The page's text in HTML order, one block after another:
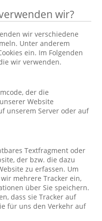
wir?
wir verschiedene
Unter anderem
ein. Im Folgenden
wir verwenden.
der die
Website
unserem Server oder auf
Textfragment oder
der bzw. die dazu
zu erfassen. Um
mehrere Tracker ein,
über Sie speichern.
dass sie Tracker auf
für uns den Verkehr auf